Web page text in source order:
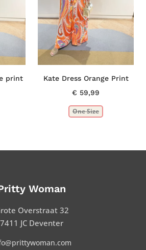
print
Kate Dress Orange Print
€ 59,99
One Size
Woman
Overstraat 32
7411 JC Deventer